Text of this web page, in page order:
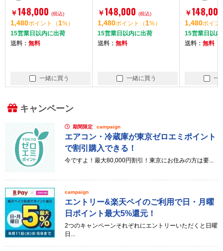
乾燥機 (洗濯機8kg/乾
燥機4.5kg) 右開き]
￥148,000 (税込)
1,480ポイント （ 1%）
15営業日以内に出荷
送料： 無料
一緒に買う
式洗濯乾燥機 (洗濯機8
kg/乾燥機4.5kg) 左開
き]
￥148,000 (税込)
1,480ポイント （ 1%）
15営業日以内に出荷
送料： 無料
一緒に買う
乾燥機 (洗
燥機
￥148,000
1,480ポイン
15営業日以内
送料： 無料
一
キャンペーン
期間限定 campaign
エアコン・冷蔵庫が東京ゼロエミポイント
で割引購入できる！
今ですよ！最大80,000円割引！東京にお住みの方は要...
campaign
エントリー&楽天ペイのご利用で日・月曜
日ポイント最大5%還元！
2つのキャンペーンそれぞれにエントリーいただくと日曜
日...